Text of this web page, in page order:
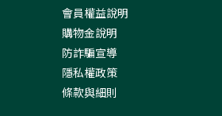
會員權益說明
購物金說明
防詐騙宣導
隱私權政策
條款與細則